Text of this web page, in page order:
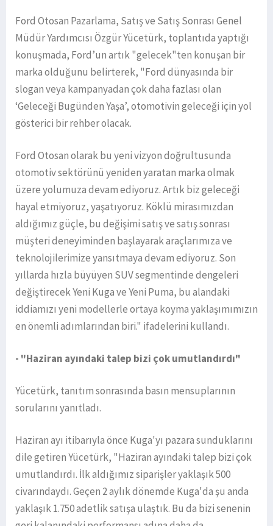
Ford Otosan Pazarlama, Satış ve Satış Sonrası Genel
Müdür Yardımcısı Özgür Yücetürk, toplantıda yaptığı
konuşmada, Ford’un artık "gelecek"ten konuşan bir
marka olduğunu belirterek, "Ford dünyasında bir
slogan veya kampanyadan çok daha fazlası olan
‘Geleceği Bugünden Yaşa’, otomotivin geleceği için yol
gösterici bir rehber olacak.
Ford Otosan olarak bu yeni vizyon doğrultusunda
otomotiv sektörünü yeniden yaratan marka olmak
üzere yolumuza devam ediyoruz. Artık biz geleceği
hayal etmiyoruz, yaşatıyoruz. Köklü mirasımızdan
aldığımız güçle, bu değişimi satış ve satış sonrası
müşteri deneyiminden başlayarak araçlarımıza ve
teknolojilerimize yansıtmaya devam ediyoruz. Son
yıllarda hızla büyüyen SUV segmentinde dengeleri
değiştirecek Yeni Kuga ve Yeni Puma, bu alandaki
iddiamızı yeni modellerle ortaya koyma yaklaşımımızın
en önemli adımlarından biri." ifadelerini kullandı.
- "Haziran ayındaki talep bizi çok umutlandırdı"
Yücetürk, tanıtım sonrasında basın mensuplarının
sorularını yanıtladı.
Haziran ayı itibarıyla önce Kuga'yı pazara sunduklarını
dile getiren Yücetürk, "Haziran ayındaki talep bizi çok
umutlandırdı. İlk aldığımız siparişler yaklaşık 500
civarındaydı. Geçen 2 aylık dönemde Kuga'da şu anda
yaklaşık 1.750 adetlik satışa ulaştık. Bu da bizi senenin